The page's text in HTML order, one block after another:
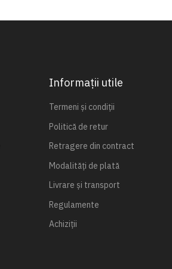
Informații utile
Termeni și condiții
Politică de retur
Retragere din contract
Modalități de plată
Livrare și transport
Regulamente
Achiziții